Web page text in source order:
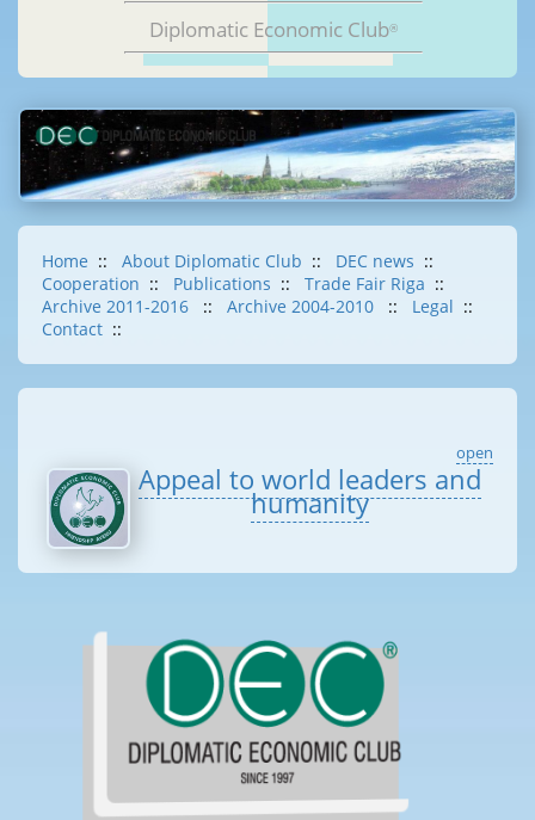
Diplomatic Economic Club®
Home :: About Diplomatic Club :: DEC news ::
Cooperation :: Publications :: Trade Fair Riga ::
Archive 2011-2016
:: Archive 2004-2010 :: Legal ::
Contact ::
open
Appeal to world leaders and
humanity